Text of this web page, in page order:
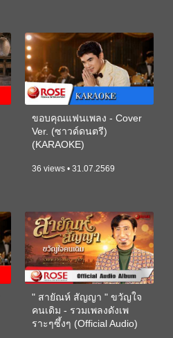
ขอบคุณแฟนเพลง - Cover
Ver. (ซาวด์ดนตรี)
(KARAOKE)
36 views • 31.07.2569
" สายัณห์ สัญญา " ขวัญใจ
คนเดิม - รวมเพลงดังเพ
ราะๆซึ้งๆ (Official Audio)